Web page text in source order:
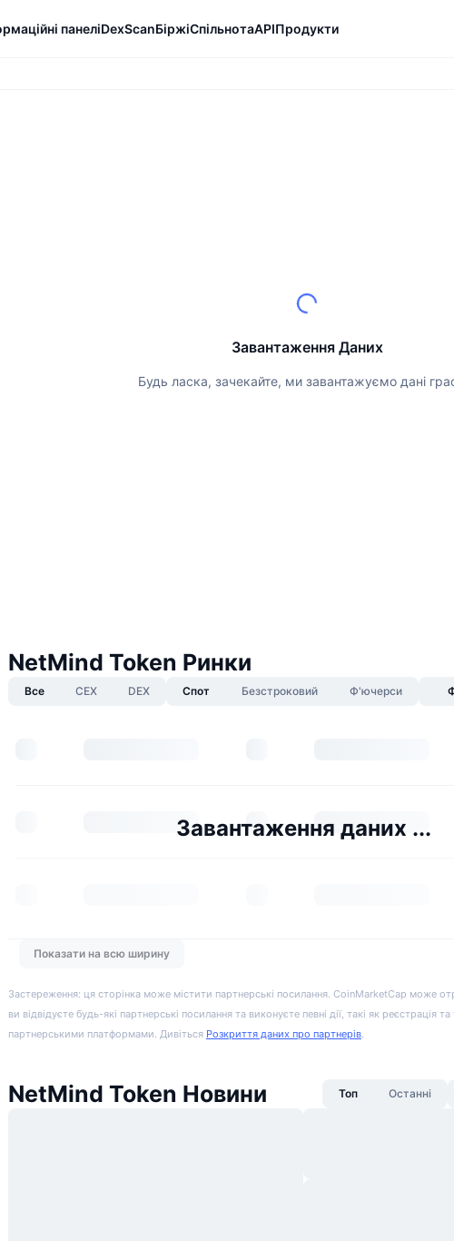
панеліDexScanБіржіСпільнотаAPIПродукти
Завантаження Даних
Будь ласка, зачекайте, ми завантажуємо дані
NetMind Token Ринки
Все CEX DEX Спот Безстроковий Ф'ючерси
Завантаження даних ...
Показати на всю ширину
Застереження: ця сторінка може містити партнерські посилання. CoinMarketCap може
ви відвідуєте будь-які партнерські посилання та виконуєте певні дії, такі як реєстрація
партнерськими платформами. Дивіться Розкриття даних про партнерів.
NetMind Token Новини Топ Останні